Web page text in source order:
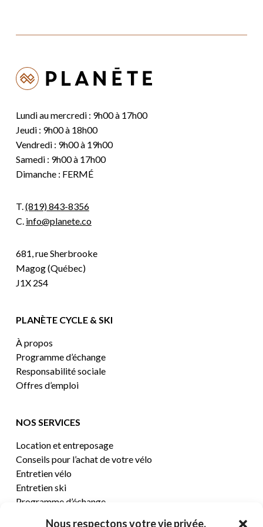
Nous respectons votre vie privée.
Lundi au mercredi : 9h00 à 17h00
Jeudi : 9h00 à 18h00
Vendredi : 9h00 à 19h00
Samedi : 9h00 à 17h00
Dimanche : FERMÉ
T.(819) 843-8356
C. info@planete.co
681, rue Sherbrooke
Magog (Québec)
J1X 2S4
PLANÈTE CYCLE & SKI
À propos
Programme d’échange
Responsabilité sociale
Offres d’emploi
NOS SERVICES
Location et entreposage
Conseils pour l’achat de votre vélo
Entretien vélo
Entretien ski
Programme d’échange